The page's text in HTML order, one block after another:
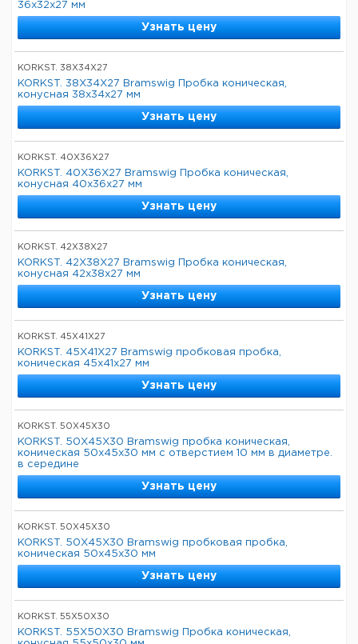
36x32x27 мм
Узнать цену
KORKST. 38X34X27
KORKST. 38X34X27 Bramswig Пробка коническая,
конусная 38x34x27 мм
Узнать цену
KORKST. 40X36X27
KORKST. 40X36X27 Bramswig Пробка коническая,
конусная 40x36x27 мм
Узнать цену
KORKST. 42X38X27
KORKST. 42X38X27 Bramswig Пробка коническая,
конусная 42x38x27 мм
Узнать цену
KORKST. 45X41X27
KORKST. 45X41X27 Bramswig пробковая пробка,
коническая 45x41x27 мм
Узнать цену
KORKST. 50X45X30
KORKST. 50X45X30 Bramswig пробка коническая,
коническая 50x45x30 мм с отверстием 10 мм в диаметре.
в середине
Узнать цену
KORKST. 50X45X30
KORKST. 50X45X30 Bramswig пробковая пробка,
коническая 50x45x30 мм
Узнать цену
KORKST. 55X50X30
KORKST. 55X50X30 Bramswig Пробка коническая,